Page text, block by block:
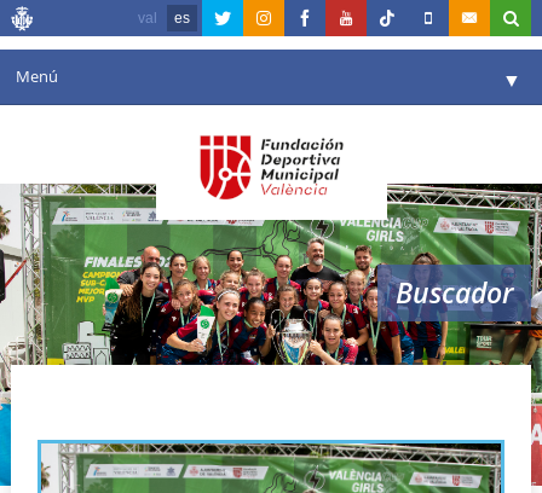
val es
Menú ▼
Agenda
Instalaciones ▼
Comunicación ▼
Valencia en deporte ▼
Reservas
Buscador
Sporting CF de Argel